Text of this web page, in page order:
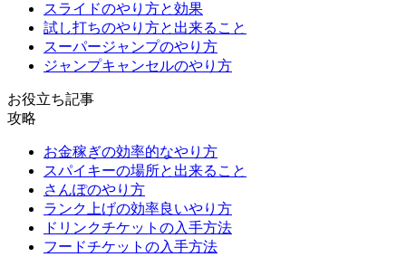
スライドのやり方と効果
試し打ちのやり方と出来ること
スーパージャンプのやり方
ジャンプキャンセルのやり方
お役立ち記事
攻略
お金稼ぎの効率的なやり方
スパイキーの場所と出来ること
さんぽのやり方
ランク上げの効率良いやり方
ドリンクチケットの入手方法
フードチケットの入手方法